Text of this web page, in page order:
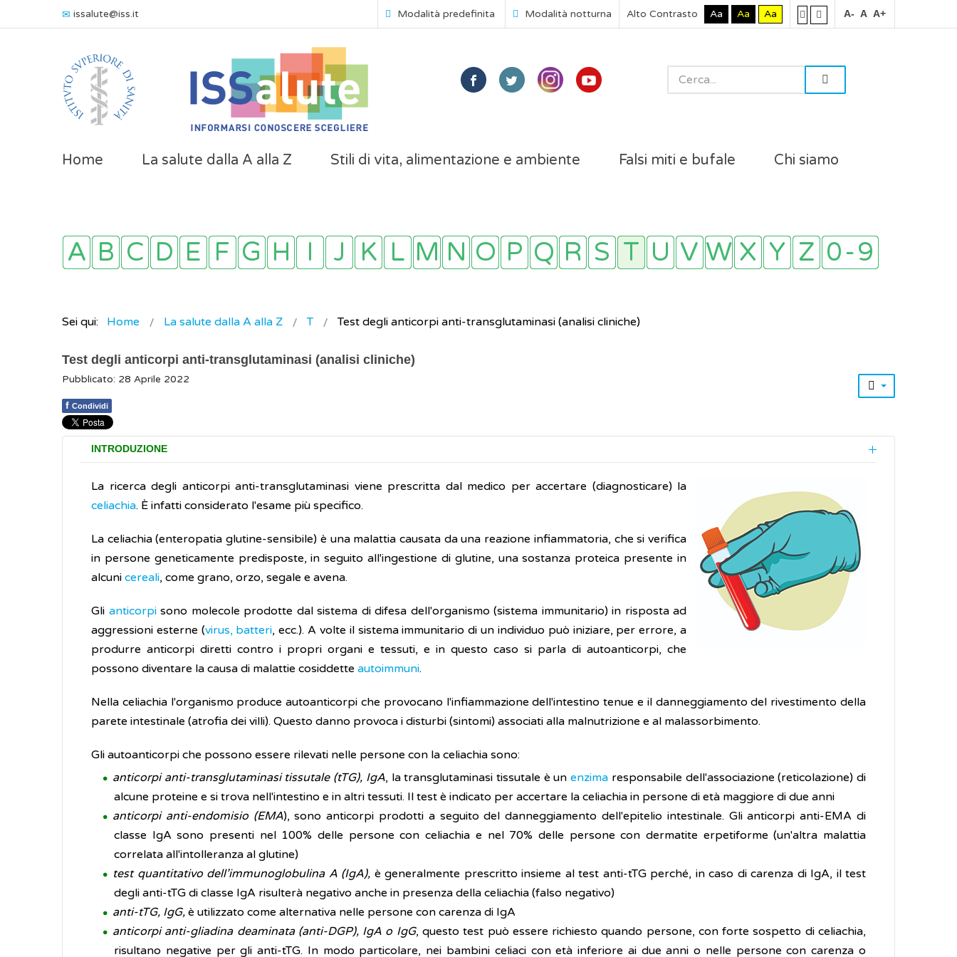
issalute@iss.it Modalità predefinita Modalità notturna Alto Contrasto Aa Aa Aa A- A A+
Home La salute dalla A alla Z Stili di vita, alimentazione e ambiente Falsi miti e bufale Chi siamo
Sei qui: Home La salute dalla A alla Z T Test degli anticorpi anti-transglutaminasi (analisi cliniche)
Test degli anticorpi anti-transglutaminasi (analisi cliniche)
Pubblicato: 28 Aprile 2022
f Condividi
INTRODUZIONE
La ricerca degli anticorpi anti-transglutaminasi viene prescritta dal medico per accertare (diagnosticare) la
celiachia. È infatti considerato l'esame più specifico.
La celiachia (enteropatia glutine-sensibile) è una malattia causata da una reazione infiammatoria, che si verifica
in persone geneticamente predisposte, in seguito all'ingestione di glutine, una sostanza proteica ​​presente in
alcuni cereali, come grano, orzo, segale e avena.
Gli anticorpisono molecole prodotte dal sistema di difesa dell'organismo (sistema immunitario) in risposta ad
aggressioni esterne (virus, batteri, ecc.). A volte il sistema immunitario di un individuo può iniziare, per errore, a
produrre anticorpi diretti contro i propri organi e tessuti, e in questo caso si parla di autoanticorpi, che
possono diventare la causa di malattie cosiddette autoimmuni.
Nella celiachia l'organismo produce autoanticorpi che provocano l'infiammazione dell'intestino tenue e il danneggiamento del rivestimento della
parete intestinale (atrofia dei villi). Questo danno provoca i disturbi (sintomi) associati alla malnutrizione e al malassorbimento.
Gli autoanticorpi che possono essere rilevati nelle persone con la celiachia sono:
anticorpi anti-transglutaminasi tissutale (tTG), IgA, la transglutaminasi tissutale è unenzima responsabile dell'associazione (reticolazione) di
alcune proteine ​​e si trova nell'intestino e in altri tessuti. Il test è indicato per accertare la celiachia in persone di età maggiore di due anni
anticorpi anti-endomisio (EMA), sono anticorpi prodotti a seguito del danneggiamento dell'epitelio intestinale. Gli anticorpi anti-EMA di
classe IgA sono presenti nel 100% delle persone con celiachia e nel 70% delle persone con dermatite erpetiforme (un'altra malattia
correlata all'intolleranza al glutine)
test quantitativo dell’immunoglobulina A (IgA), è generalmente prescritto insieme al test anti-tTG perché, in caso di carenza di IgA, il test
degli anti-tTG di classe IgA risulterà negativo anche in presenza della celiachia (falso negativo)
anti-tTG, IgG, è utilizzato come alternativa nelle persone con carenza di IgA
anticorpi anti-gliadina deaminata (anti-DGP), IgA o IgG, questo test può essere richiesto quando persone, con forte sospetto di celiachia,
risultano negative per gli anti-tTG. In modo particolare, nei bambini celiaci con età inferiore ai due anni o nelle persone con carenza o